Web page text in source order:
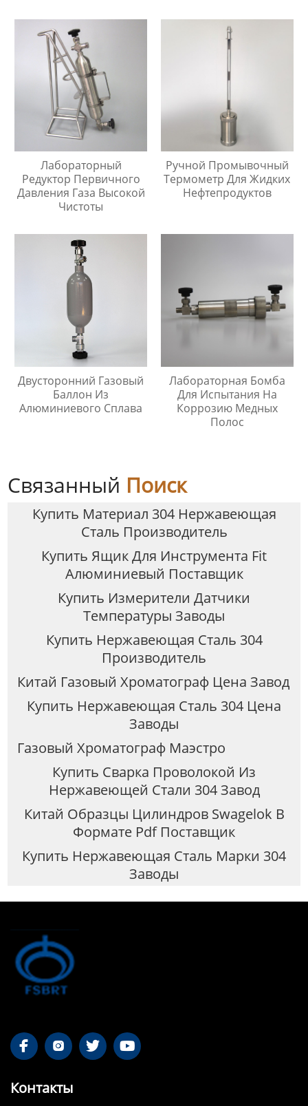
Любой Высоте
Лабораторный
Редуктор Первичного
Давления Газа Высокой
Чистоты
Ручной Промывочный
Термометр Для Жидких
Нефтепродуктов
Двусторонний Газовый
Баллон Из
Алюминиевого Сплава
Лабораторная Бомба
Для Испытания На
Коррозию Медных
Полос
Связанный Поиск
Купить Материал 304 Нержавеющая
Сталь Производитель
Купить Ящик Для Инструмента Fit
Алюминиевый Поставщик
Купить Измерители Датчики
Температуры Заводы
Купить Нержавеющая Сталь 304
Производитель
Китай Газовый Хроматограф Цена Завод
Купить Нержавеющая Сталь 304 Цена
Заводы
Газовый Хроматограф Маэстро
Купить Сварка Проволокой Из
Нержавеющей Стали 304 Завод
Китай Образцы Цилиндров Swagelok В
Формате Pdf Поставщик
Купить Нержавеющая Сталь Марки 304
Заводы
   
Контакты